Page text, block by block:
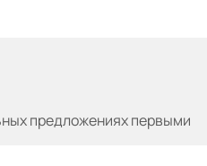
предложениях первыми